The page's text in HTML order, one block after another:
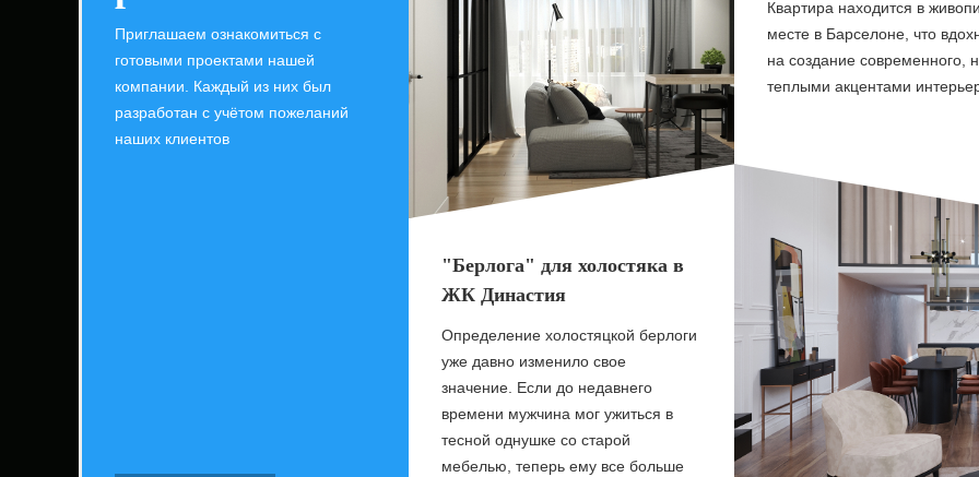
Приглашаем ознакомиться с
готовыми проектами нашей
компании. Каждый из них был
разработан с учётом пожеланий
наших клиентов
"Берлога" для холостяка в
ЖК Династия
Определение холостяцкой берлоги
уже давно изменило свое
значение. Если до недавнего
времени мужчина мог ужиться в
тесной однушке со старой
мебелью, теперь ему все больше
Квартира находится в
месте в Барселоне, что
на создание современного,
теплыми акцентами